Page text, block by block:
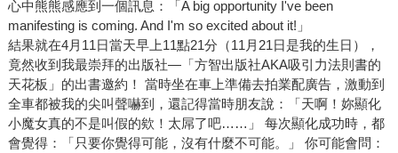
心中熊熊感應到一個訊息：「A big opportunity I've been
manifesting is coming. And I'm so excited about it!」
結果就在4月11日當天早上11點21分（11月21日是我的生日），
竟然收到我最崇拜的出版社—「方智出版社AKA吸引力法則書的
天花板」的出書邀約！ 當時坐在車上準備去拍業配廣告，激動到
全車都被我的尖叫聲嚇到，還記得當時朋友說：「天啊！妳顯化
小魔女真的不是叫假的欸！太屌了吧……」 每次顯化成功時，都
會覺得：「只要你覺得可能，沒有什麼不可能。」 你可能會問：